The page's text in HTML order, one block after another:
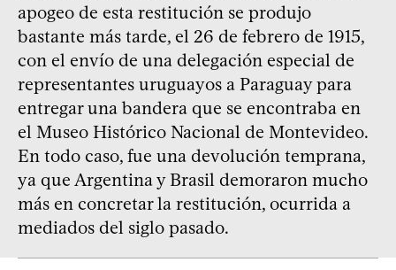
apogeo de esta restitución se produjo
bastante más tarde, el 26 de febrero de 1915,
con el envío de una delegación especial de
representantes uruguayos a Paraguay para
entregar una bandera que se encontraba en
el Museo Histórico Nacional de Montevideo.
En todo caso, fue una devolución temprana,
ya que Argentina y Brasil demoraron mucho
más en concretar la restitución, ocurrida a
mediados del siglo pasado.